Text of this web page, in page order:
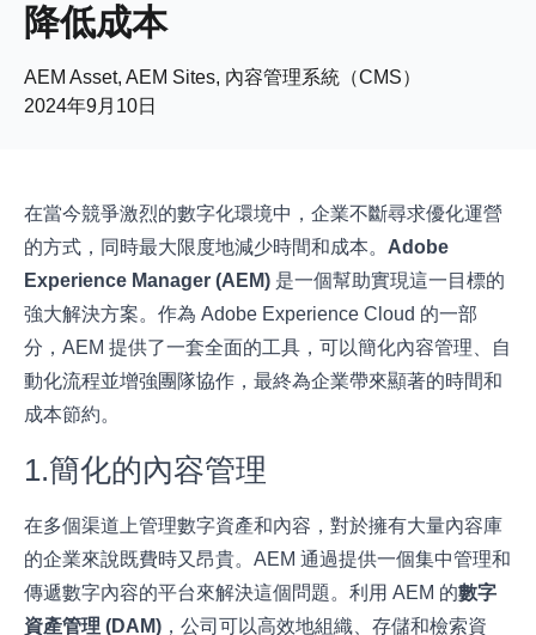
降低成本
AEM Asset, AEM Sites, 內容管理系統（CMS）
2024年9月10日
在當今競爭激烈的數字化環境中，企業不斷尋求優化運營
的方式，同時最大限度地減少時間和成本。 Adobe
Experience Manager (AEM) 是一個幫助實現這一目標的
強大解決方案。作為 Adobe Experience Cloud 的一部
分，AEM 提供了一套全面的工具，可以簡化內容管理、自
動化流程並增強團隊協作，最終為企業帶來顯著的時間和
成本節約。
1.簡化的內容管理
在多個渠道上管理數字資產和內容，對於擁有大量內容庫
的企業來說既費時又昂貴。AEM 通過提供一個集中管理和
傳遞數字內容的平台來解決這個問題。利用 AEM 的數字
資產管理 (DAM) ，公司可以高效地組織、存儲和檢索資